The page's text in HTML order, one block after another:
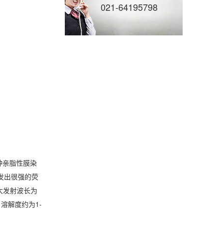
021-64195798
亲脂性膜染
出很强的荧
发射波长为
解度约为1-